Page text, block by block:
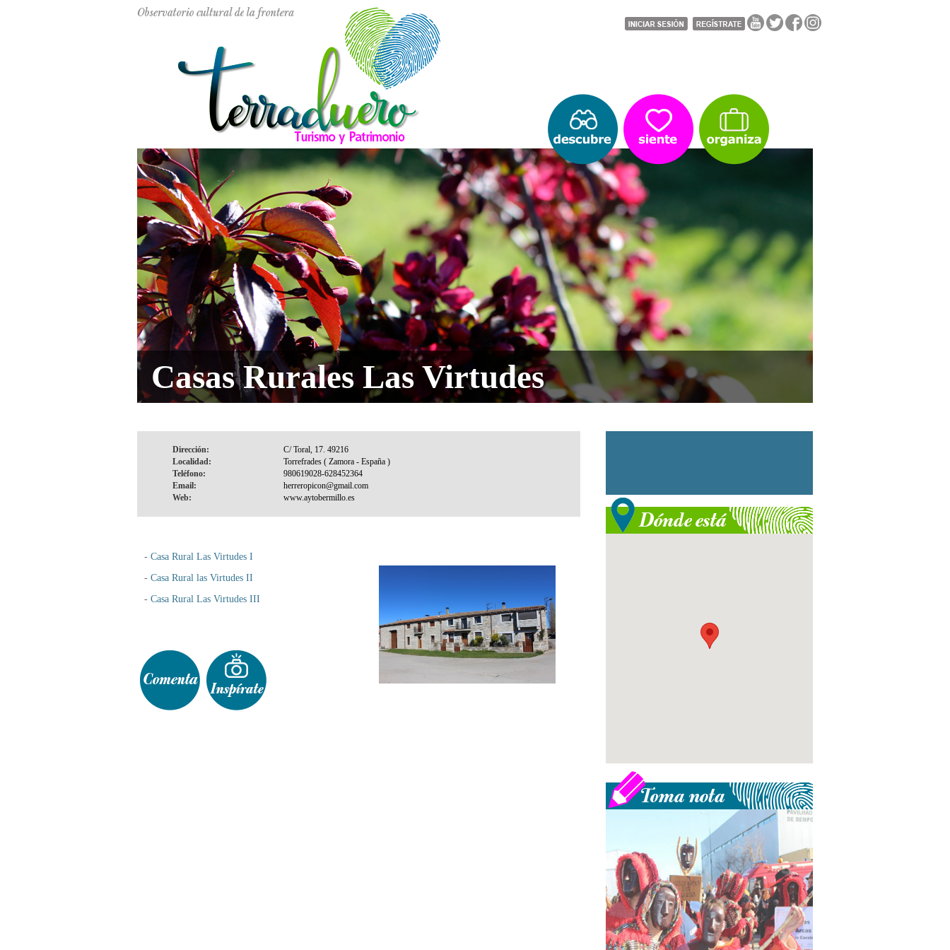
Casas Rurales Las Virtudes
Dirección:
Localidad:
Teléfono:
Email:
Web:
- Casa Rural Las Virtudes I
- Casa Rural las Virtudes II
- Casa Rural Las Virtudes III